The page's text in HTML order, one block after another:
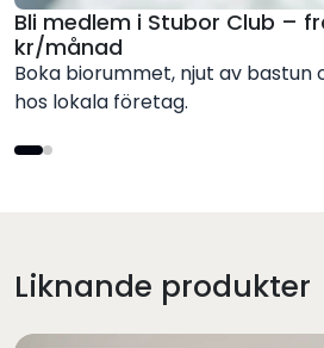
Bli medlem i Stubor Club –
kr/månad
Boka biorummet, njut av
hos lokala företag.
Liknande produkter